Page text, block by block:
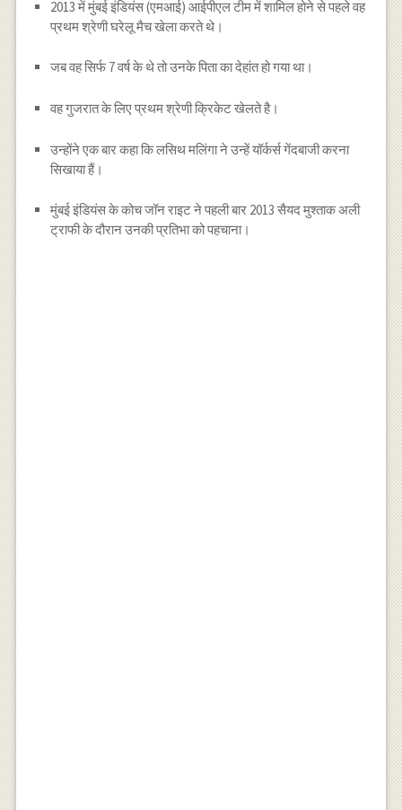
2013 में मुंबई इंडियंस (एमआई) आईपीएल टीम में शामिल होने से पहले वह
प्रथम श्रेणी घरेलू मैच खेला करते थे।
जब वह सिर्फ 7 वर्ष के थे तो उनके पिता का देहांत हो गया था।
वह गुजरात के लिए प्रथम श्रेणी क्रिकेट खेलते है।
उन्होंने एक बार कहा कि लसिथ मलिंगा ने उन्हें यॉर्कर्स गेंदबाजी करना
सिखाया हैं।
मुंबई इंडियंस के कोच जॉन राइट ने पहली बार 2013 सैयद मुश्ताक अली
ट्राफी के दौरान उनकी प्रतिभा को पहचाना।